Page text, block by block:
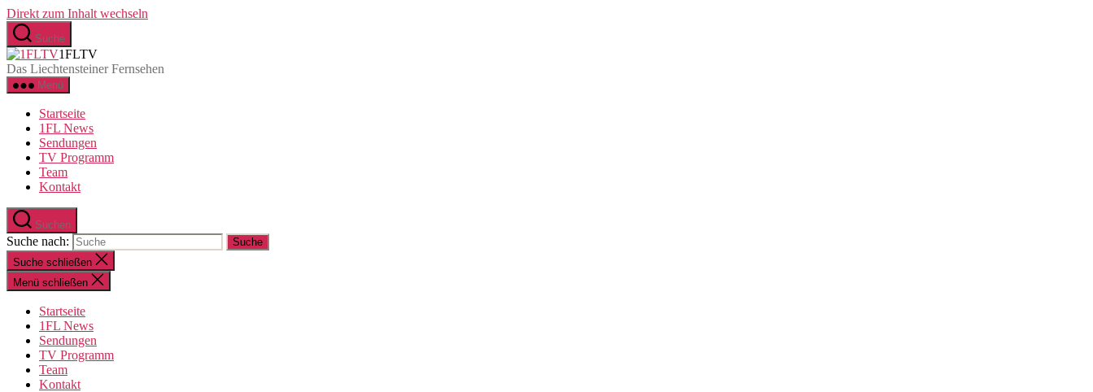
Direkt zum Inhalt wechseln
Suche
1FLTV
Das Liechtensteiner Fernsehen
Menü
Startseite
1FL News
Sendungen
TV Programm
Team
Kontakt
Suchen
Suche nach:
Suche schließen
Menü schließen
Startseite
1FL News
Sendungen
TV Programm
Team
Kontakt